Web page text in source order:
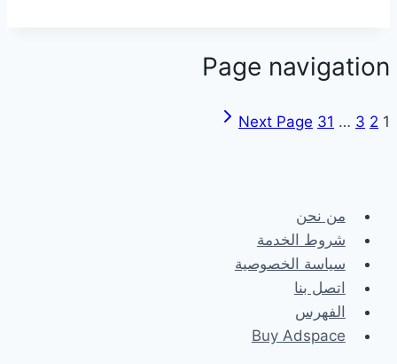
Page navigation
1
2
3
…
31
Next Page
من نحن
شروط الخدمة
سياسة الخصوصية
اتصل بنا
الفهرس
Buy Adspace